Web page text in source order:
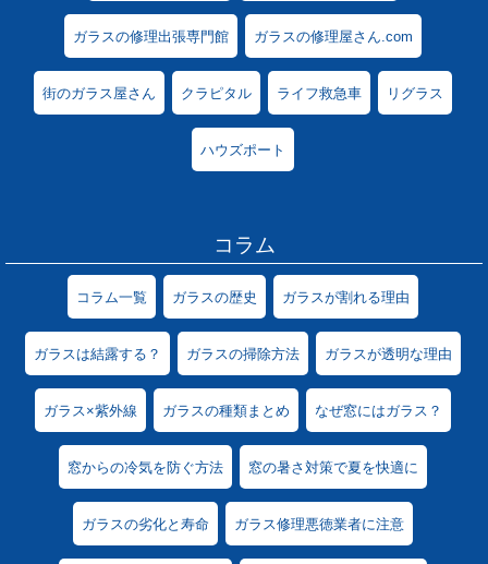
ガラスの修理出張専門館 ガラスの修理屋さん.com
街のガラス屋さん クラピタル ライフ救急車 リグラス
ハウズポート
コラム
コラム一覧 ガラスの歴史 ガラスが割れる理由
ガラスは結露する？ ガラスの掃除方法 ガラスが透明な理由
ガラス×紫外線 ガラスの種類まとめ なぜ窓にはガラス？
窓からの冷気を防ぐ方法 窓の暑さ対策で夏を快適に
ガラスの劣化と寿命 ガラス修理悪徳業者に注意